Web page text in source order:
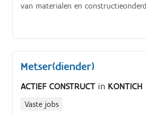
van materialen en
Metser(diender)
ACTIEF CONSTRUCT in KONTICH
Vaste jobs